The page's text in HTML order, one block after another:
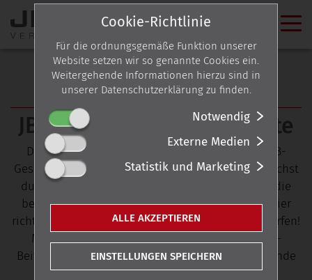
NEWS-ARCHIV
JB-News von 2017 bis heute
Du möchtest wissen, welche Nachrichten das JB-
Geschehen in den letzten Jahren bestimmten? Suchst
du nach bestimmten Themen oder einer News, die
bereits etwas weiter zurückliegt? Dann bist du hier
richtig und kannst durch alle JB-News seit 2017 surfen!
Möchtest du die Anzahl der angezeigten News-
Beiträge reduzieren? Ein Klick auf das entsprechende
Schlüsselwort/Thema genügt – los geht’s:
Cookie-Richtlinie
Für die ordnungsgemäße Funktion unserer
Website setzen wir so genannte Cookies ein.
Weitergehende Informationen hierzu sind in
unserer Datenschutzerklärung zu finden.
Notwendig
Externe Medien
Statistik und Marketing
ALLE AKZEPTIEREN
EINSTELLUNGEN SPEICHERN